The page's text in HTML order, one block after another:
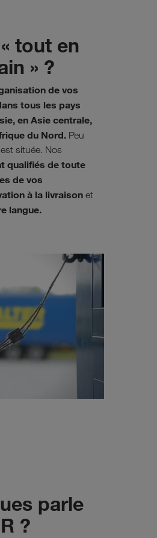
tout en
» ?
de vos
tous les pays
en Asie centrale,
du Nord. Peu
située. Nos
qualifiés de toute
de vos
à la livraison et
langue.
parle
?